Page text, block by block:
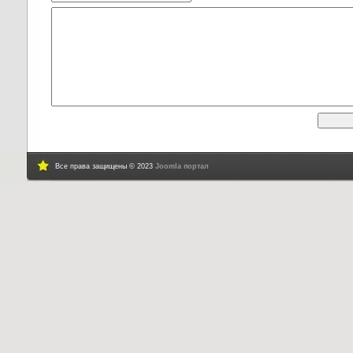
Все права защищены © 2023 Joomla портал